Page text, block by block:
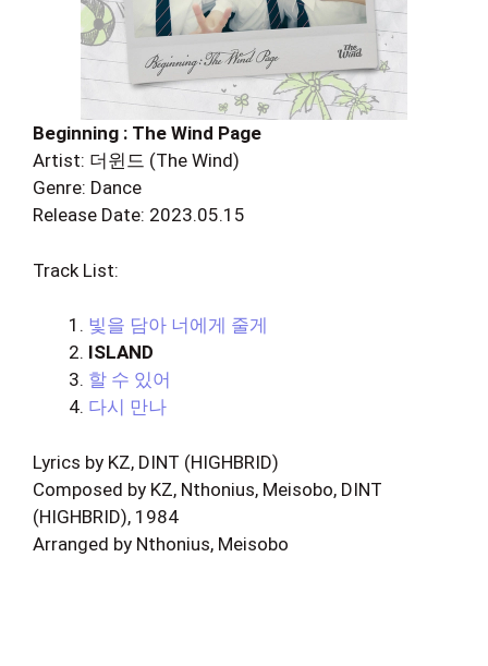
Beginning : The Wind Page
Artist: 더윈드 (The Wind)
Genre: Dance
Release Date: 2023.05.15
Track List:
빛을 담아 너에게 줄게
ISLAND
할 수 있어
다시 만나
Lyrics by KZ, DINT (HIGHBRID)
Composed by KZ, Nthonius, Meisobo, DINT
(HIGHBRID), 1984
Arranged by Nthonius, Meisobo